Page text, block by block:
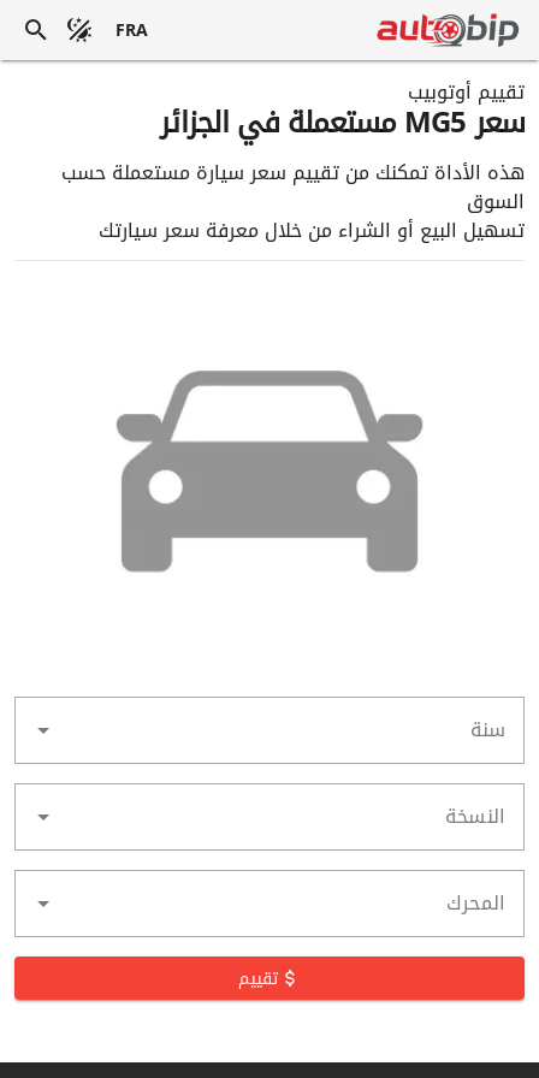
FRA
تقييم أوتوبيب
سعر MG5 مستعملة في الجزائر
هذه الأداة تمكنك من تقييم سعر سيارة مستعملة حسب
السوق
تسهيل البيع أو الشراء من خلال معرفة سعر سيارتك
سنة
النسخة
المحرك
تقييم